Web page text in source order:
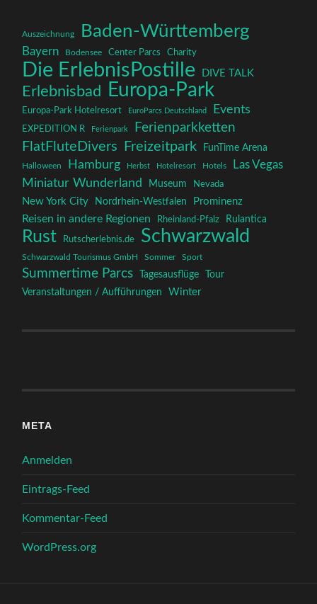
Auszeichnung Baden-Württemberg
Bayern Bodensee Center Parcs Charity
Die ErlebnisPostille DIVE TALK
Erlebnisbad Europa-Park
Europa-Park Hotelresort EuroParcs Deutschland Events
EXPEDITION R Ferienpark Ferienparkketten
FlatFluteDivers Freizeitpark FunTime Arena
Halloween Hamburg Herbst Hotelresort Hotels
Las Vegas
Miniatur Wunderland
Museum Nevada
New York City Nordrhein-Westfalen Prominenz
Reisen in andere Regionen Rheinland-Pfalz Rulantica
Rust Rutscherlebnis.de Schwarzwald
Schwarzwald Tourismus GmbH Sommer Sport
Summertime Parcs Tagesausflüge
Tour
Veranstaltungen / Aufführungen
Winter
META
Anmelden
Eintrags-Feed
Kommentar-Feed
WordPress.org